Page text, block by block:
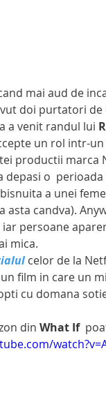
doi purtatori de
a venit randul lui
un rol intr-un
productii
depasi o
a unei
asta candva).
persoane
mica.
celor de la
film in care un
cu domana
din
What If